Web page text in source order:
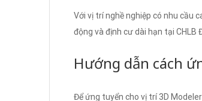
Với vị trí nghề nghiệp có nhu cầu
động và định cư dài hạn tại CHLB
Hướng dẫn cách
Để ứng tuyển cho vị trí 3D